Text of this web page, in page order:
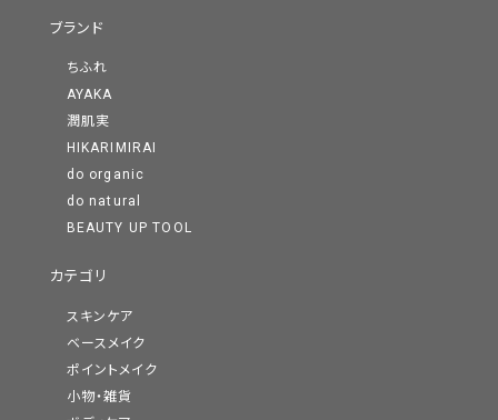
ブランド
ちふれ
AYAKA
潤肌実
HIKARIMIRAI
do organic
do natural
BEAUTY UP TOOL
カテゴリ
スキンケア
ベースメイク
ポイントメイク
小物・雑貨